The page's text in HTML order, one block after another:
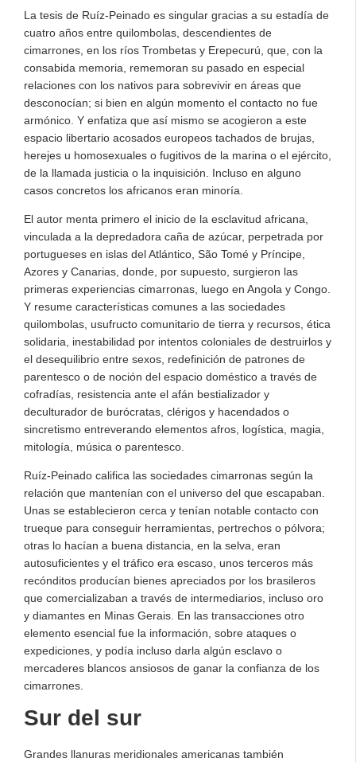
La tesis de Ruíz-Peinado es singular gracias a su estadía de
cuatro años entre quilombolas, descendientes de
cimarrones, en los ríos Trombetas y Erepecurú, que, con la
consabida memoria, rememoran su pasado en especial
relaciones con los nativos para sobrevivir en áreas que
desconocían; si bien en algún momento el contacto no fue
armónico. Y enfatiza que así mismo se acogieron a este
espacio libertario acosados europeos tachados de brujas,
herejes u homosexuales o fugitivos de la marina o el ejército,
de la llamada justicia o la inquisición. Incluso en alguno
casos concretos los africanos eran minoría.
El autor menta primero el inicio de la esclavitud africana,
vinculada a la depredadora caña de azúcar, perpetrada por
portugueses en islas del Atlántico, São Tomé y Príncipe,
Azores y Canarias, donde, por supuesto, surgieron las
primeras experiencias cimarronas, luego en Angola y Congo.
Y resume características comunes a las sociedades
quilombolas, usufructo comunitario de tierra y recursos, ética
solidaria, inestabilidad por intentos coloniales de destruirlos y
el desequilibrio entre sexos, redefinición de patrones de
parentesco o de noción del espacio doméstico a través de
cofradías, resistencia ante el afán bestializador y
deculturador de burócratas, clérigos y hacendados o
sincretismo entreverando elementos afros, logística, magia,
mitología, música o parentesco.
Ruíz-Peinado califica las sociedades cimarronas según la
relación que mantenían con el universo del que escapaban.
Unas se establecieron cerca y tenían notable contacto con
trueque para conseguir herramientas, pertrechos o pólvora;
otras lo hacían a buena distancia, en la selva, eran
autosuficientes y el tráfico era escaso, unos terceros más
recónditos producían bienes apreciados por los brasileros
que comercializaban a través de intermediarios, incluso oro
y diamantes en Minas Gerais. En las transacciones otro
elemento esencial fue la información, sobre ataques o
expediciones, y podía incluso darla algún esclavo o
mercaderes blancos ansiosos de ganar la confianza de los
cimarrones.
Sur del sur
Grandes llanuras meridionales americanas también